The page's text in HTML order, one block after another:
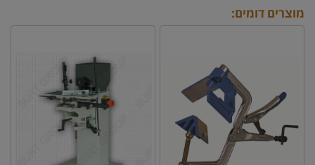
מוצרים דומים: